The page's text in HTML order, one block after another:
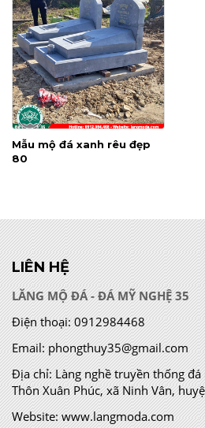
Mẫu mộ đá xanh rêu đẹp
80
LIÊN HỆ
LĂNG MỘ ĐÁ - ĐÁ MỸ NGHỆ 35
Điện thoại: 0912984468
Email: phongthuy35@gmail.com
Địa chỉ:Làng nghề truyền thống
Thôn Xuân Phúc, xã Ninh Vân,
Website: www.langmoda.com